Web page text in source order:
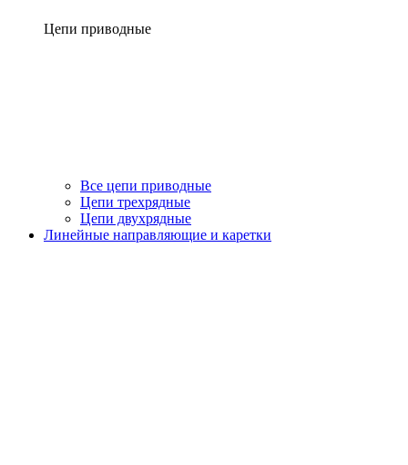
Цепи приводные
Все цепи приводные
Цепи трехрядные
Цепи двухрядные
Линейные направляющие и каретки